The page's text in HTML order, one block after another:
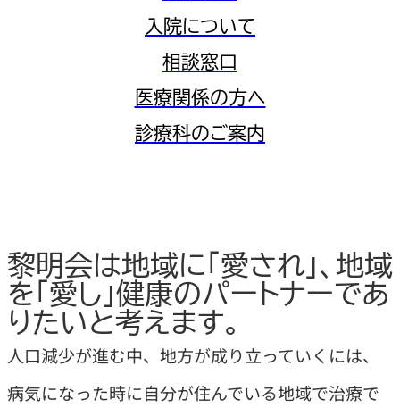
入院について
相談窓口
医療関係の方へ
診療科のご案内
黎明会は地域に「愛され」、地域
を「愛し」健康のパートナーであ
りたいと考えます。
人口減少が進む中、地方が成り立っていくには、
病気になった時に自分が住んでいる地域で治療で